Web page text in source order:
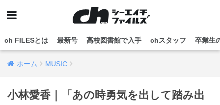
ch FILESとは 最新号 高校図書館で入手 chスタッフ 卒業生
ホーム MUSIC
小林愛香｜「あの時勇気を出して踏み出